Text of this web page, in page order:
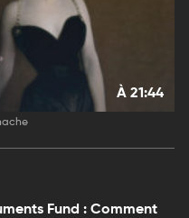
À 21:44
Fund : Comment